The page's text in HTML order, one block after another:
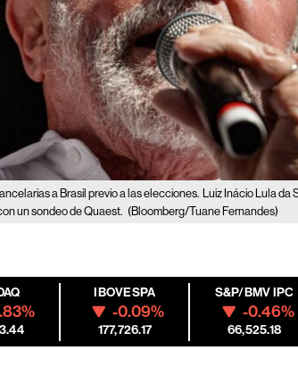
a Brasil previo a las elecciones. Luiz Inácio Lula da
un sondeo de Quaest. (Bloomberg/Tuane Fernandes)
IBOVESPA
-0.09%
177,726.17
S&P/BMV IPC
-0.46%
66,525.18